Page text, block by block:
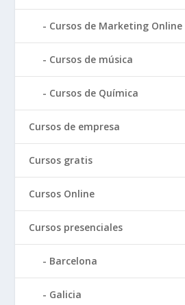
Cursos de Marketing Online
Cursos de música
Cursos de Química
Cursos de empresa
Cursos gratis
Cursos Online
Cursos presenciales
Barcelona
Galicia